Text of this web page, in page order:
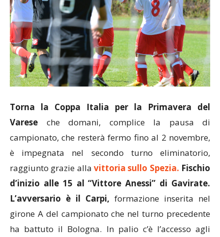
Torna la Coppa Italia per la Primavera del
Varese che domani, complice la pausa di
campionato, che resterà fermo fino al 2 novembre,
è impegnata nel secondo turno eliminatorio,
raggiunto grazie alla vittoria sullo Spezia. Fischio
d’inizio alle 15 al “Vittore Anessi” di Gavirate.
L’avversario è il Carpi, formazione inserita nel
girone A del campionato che nel turno precedente
ha battuto il Bologna. In palio c’è l’accesso agli